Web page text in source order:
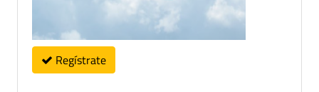
Regístrate